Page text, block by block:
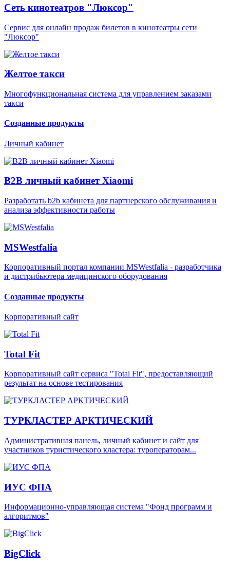
Сеть кинотеатров "Люксор"
Сервис для онлайн продаж билетов в кинотеатры сети
"Люксор"
Желтое такси
Многофункциональная система для управлением заказами
такси
Созданные продукты
Личный кабинет
B2B личный кабинет Xiaomi
Разработать b2b кабинета для партнерского обслуживания и
анализа эффективности работы
MSWestfalia
Корпоративный портал компании MSWestfalia - разработчика
и дистрибьютера медицинского оборудования
Созданные продукты
Корпоративный сайт
Total Fit
Корпоративный сайт сервиса "Total Fit", предоставляющий
результат на основе тестирования
ТУРКЛАСТЕР АРКТИЧЕСКИЙ
Административная панель, личный кабинет и сайт для
участников туристического кластера: туроператорам...
ИУС ФПА
Информационно-управляющая система "Фонд программ и
алгоритмов"
BigClick